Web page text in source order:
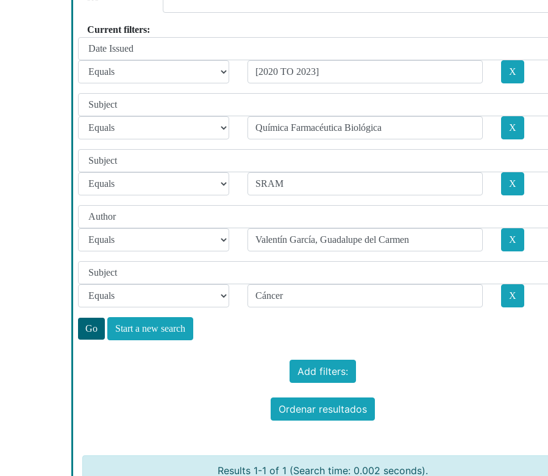
Current filters:
Start a new search
Add filters:
Ordenar resultados
Results 1-1 of 1 (Search time: 0.002 seconds).